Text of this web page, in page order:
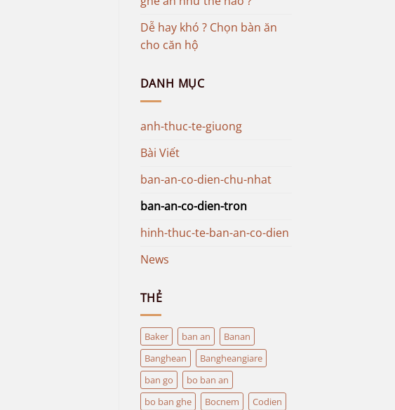
Dễ hay khó ? Chọn bàn ăn
cho căn hộ
DANH MỤC
anh-thuc-te-giuong
Bài Viết
ban-an-co-dien-chu-nhat
ban-an-co-dien-tron
hinh-thuc-te-ban-an-co-dien
News
THẺ
Baker ban an
Banan
Banghean
Bangheangiare
ban go
bo ban an
bo ban ghe
Bocnem
Codien